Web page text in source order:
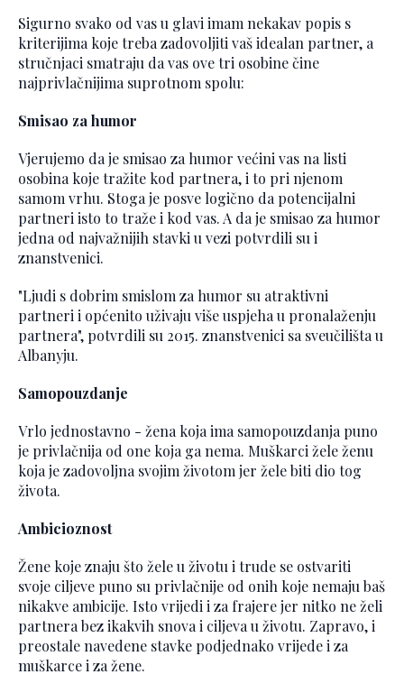
Sigurno svako od vas u glavi imam nekakav popis s
kriterijima koje treba zadovoljiti vaš idealan partner, a
stručnjaci smatraju da vas ove tri osobine čine
najprivlačnijima suprotnom spolu:
Smisao za humor
Vjerujemo da je smisao za humor većini vas na listi
osobina koje tražite kod partnera, i to pri njenom
samom vrhu. Stoga je posve logično da potencijalni
partneri isto to traže i kod vas. A da je smisao za humor
jedna od najvažnijih stavki u vezi potvrdili su i
znanstvenici.
"Ljudi s dobrim smislom za humor su atraktivni
partneri i općenito uživaju više uspjeha u pronalaženju
partnera", potvrdili su 2015. znanstvenici sa sveučilišta u
Albanyju.
Samopouzdanje
Vrlo jednostavno - žena koja ima samopouzdanja puno
je privlačnija od one koja ga nema. Muškarci žele ženu
koja je zadovoljna svojim životom jer žele biti dio tog
života.
Ambicioznost
Žene koje znaju što žele u životu i trude se ostvariti
svoje ciljeve puno su privlačnije od onih koje nemaju baš
nikakve ambicije. Isto vrijedi i za frajere jer nitko ne želi
partnera bez ikakvih snova i ciljeva u životu. Zapravo, i
preostale navedene stavke podjednako vrijede i za
muškarce i za žene.